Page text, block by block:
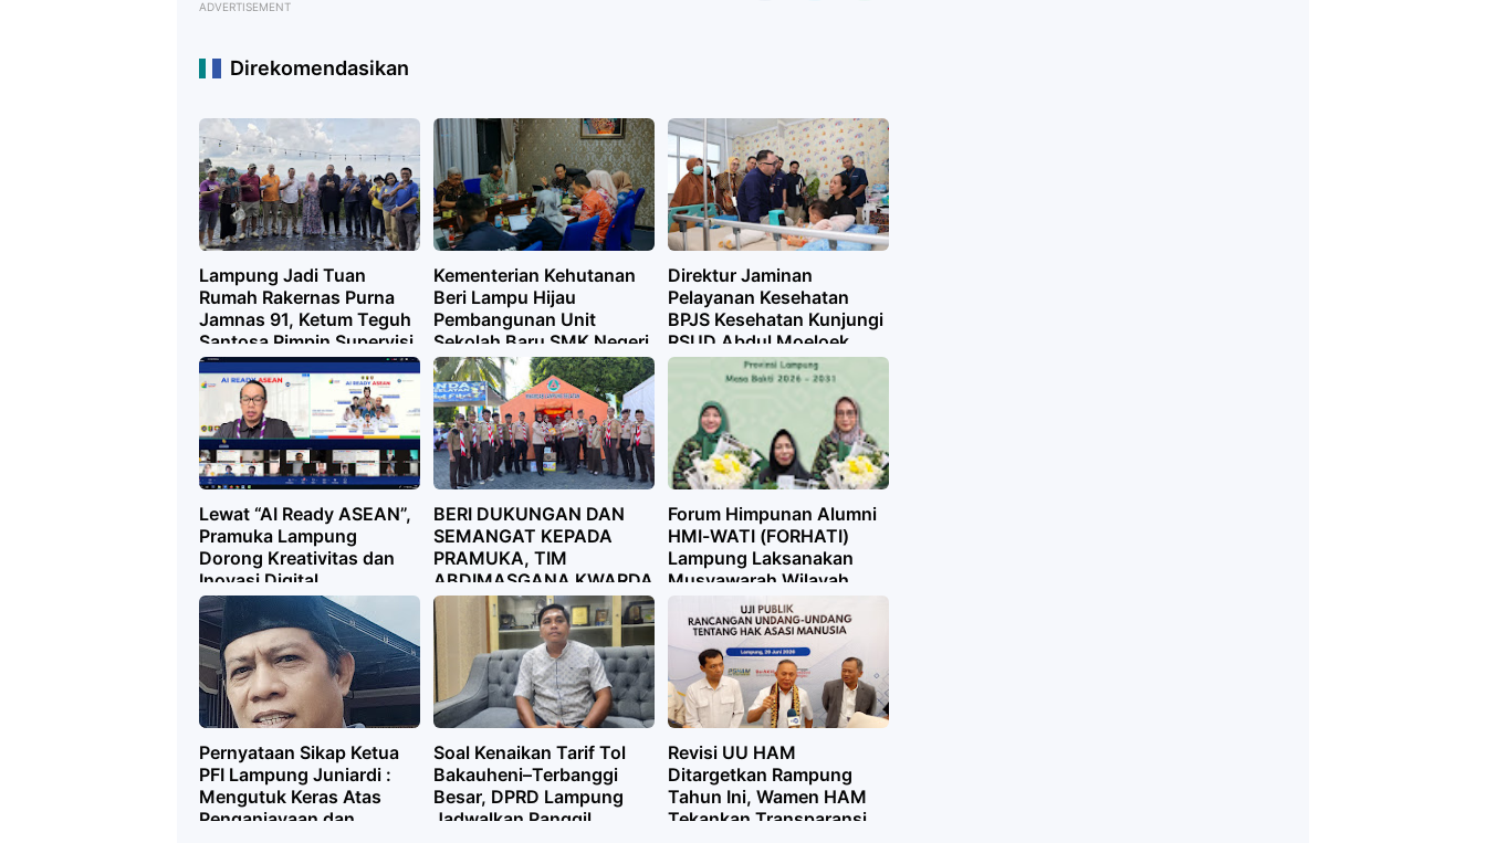
ADVERTISEMENT
Direkomendasikan
Lampung Jadi Tuan
Rumah Rakernas Purna
Jamnas 91, Ketum Teguh
Santosa Pimpin Supervisi
Kementerian Kehutanan
Beri Lampu Hijau
Pembangunan Unit
Sekolah Baru SMK Negeri
di Desa Brawijaya
Lampung Timur: Pemprov
Lampung Perjuangkan
Solusi Legalitas, Spasial
dan Ekologi
Direktur Jaminan
Pelayanan Kesehatan
BPJS Kesehatan Kunjungi
RSUD Abdul Moeloek
Lewat “AI Ready ASEAN”,
Pramuka Lampung
Dorong Kreativitas dan
Inovasi Digital
BERI DUKUNGAN DAN
SEMANGAT KEPADA
PRAMUKA, TIM
ABDIMASGANA KWARDA
LAMPUNG KUNJUNGI
POSKO KARYA BAKTI
LEBARAN 2026
Forum Himpunan Alumni
HMI-WATI (FORHATI)
Lampung Laksanakan
Musyawarah Wilayah
(Muswil)
Pernyataan Sikap Ketua
PFI Lampung Juniardi :
Mengutuk Keras Atas
Penganiayaan dan
Soal Kenaikan Tarif Tol
Bakauheni–Terbanggi
Besar, DPRD Lampung
Jadwalkan Panggil
Revisi UU HAM
Ditargetkan Rampung
Tahun Ini, Wamen HAM
Tekankan Transparansi